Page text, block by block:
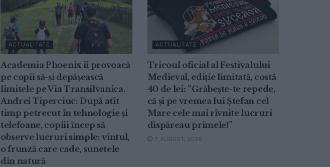
ACTUALITATE
Academia Phoenix îi provoacă
pe copii să-și depășească
limitele pe Via Transilvanica.
Andrei Tiperciuc: După atît
timp petrecut în tehnologie și
telefoane, copiii încep să
observe lucruri simple: vîntul,
o frunză care cade, sunetele
din natură
ACTUALITATE
Tricoul oficial al Festivalului
Medieval, ediție limitată, costă
40 de lei: ”Grăbește-te repede,
că și pe vremea lui Ștefan cel
Mare cele mai rîvnite lucruri
dispăreau primele!”
7 AUGUST, 2026